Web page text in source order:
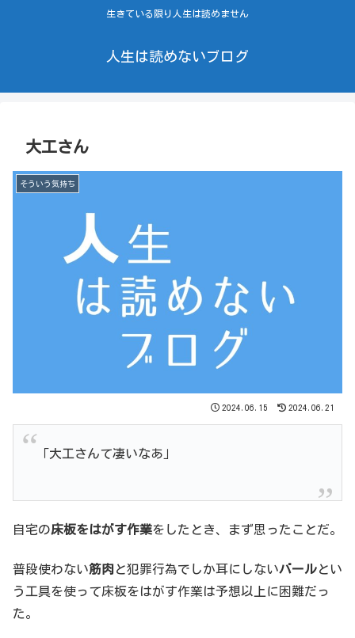
生きている限り人生は読めません
人生は読めないブログ
大工さん
そういう気持ち
2024.06.15 2024.06.21
「大工さんて凄いなあ」
自宅の床板をはがす作業をしたとき、まず思ったことだ。
普段使わない筋肉 と犯罪行為でしか耳にしないバールとい
う工具を使って床板をはがす作業は予想以上に困難だっ
た。